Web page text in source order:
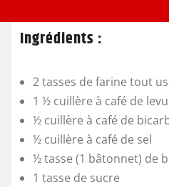
Ingrédients :
2 tasses de farine tout
1 ½ cuillère à café de
½ cuillère à café de
½ cuillère à café de sel
½ tasse (1 bâtonnet) de
1 tasse de sucre